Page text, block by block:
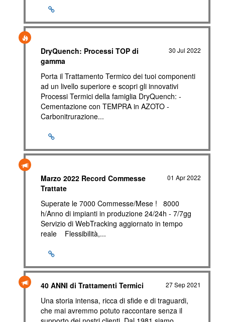
30 Jul 2022
DryQuench: Processi TOP di
gamma
Porta il Trattamento Termico dei tuoi componenti
ad un livello superiore e scopri gli innovativi
Processi Termici della famiglia DryQuench: -
Cementazione con TEMPRA in AZOTO -
Carbonitrurazione...
01 Apr 2022
Marzo 2022 Record Commesse
Trattate
Superate le 7000 Commesse/Mese ! 8000
h/Anno di impianti in produzione 24/24h - 7/7gg
Servizio di WebTracking aggiornato in tempo
reale Flessibilità,...
27 Sep 2021
40 ANNI di Trattamenti Termici
Una storia intensa, ricca di sfide e di traguardi,
che mai avremmo potuto raccontare senza il